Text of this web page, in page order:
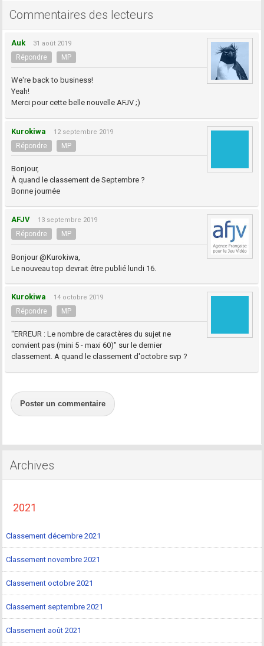
Commentaires des lecteurs
Auk 31 août 2019
Répondre MP
We're back to business!
Yeah!
Merci pour cette belle nouvelle AFJV ;)
Kurokiwa 12 septembre 2019
Répondre MP
Bonjour,
À quand le classement de Septembre ?
Bonne journée
AFJV 13 septembre 2019
Répondre MP
Bonjour @Kurokiwa,
Le nouveau top devrait être publié lundi 16.
Kurokiwa 14 octobre 2019
Répondre MP
"ERREUR : Le nombre de caractères du sujet ne
convient pas (mini 5 - maxi 60)" sur le dernier
classement. A quand le classement d'octobre svp ?
Poster un commentaire
Archives
2021
Classement décembre 2021
Classement novembre 2021
Classement octobre 2021
Classement septembre 2021
Classement août 2021